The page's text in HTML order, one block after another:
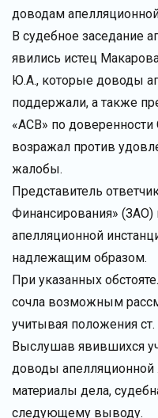
доводам
В судебное заседание
явились истец
Ю.А., которые доводы
поддержали, а также
«АСВ» по доверенности
возражал против
жалобы.
Представитель
Финансирования» (ЗАО)
апелляционной
надлежащим образом.
При указанных
сочла возможным
учитывая положения
Выслушав явившихся
доводы
материалы дела,
следующему выводу.